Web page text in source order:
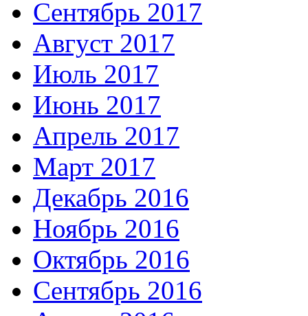
Сентябрь 2017
Август 2017
Июль 2017
Июнь 2017
Апрель 2017
Март 2017
Декабрь 2016
Ноябрь 2016
Октябрь 2016
Сентябрь 2016